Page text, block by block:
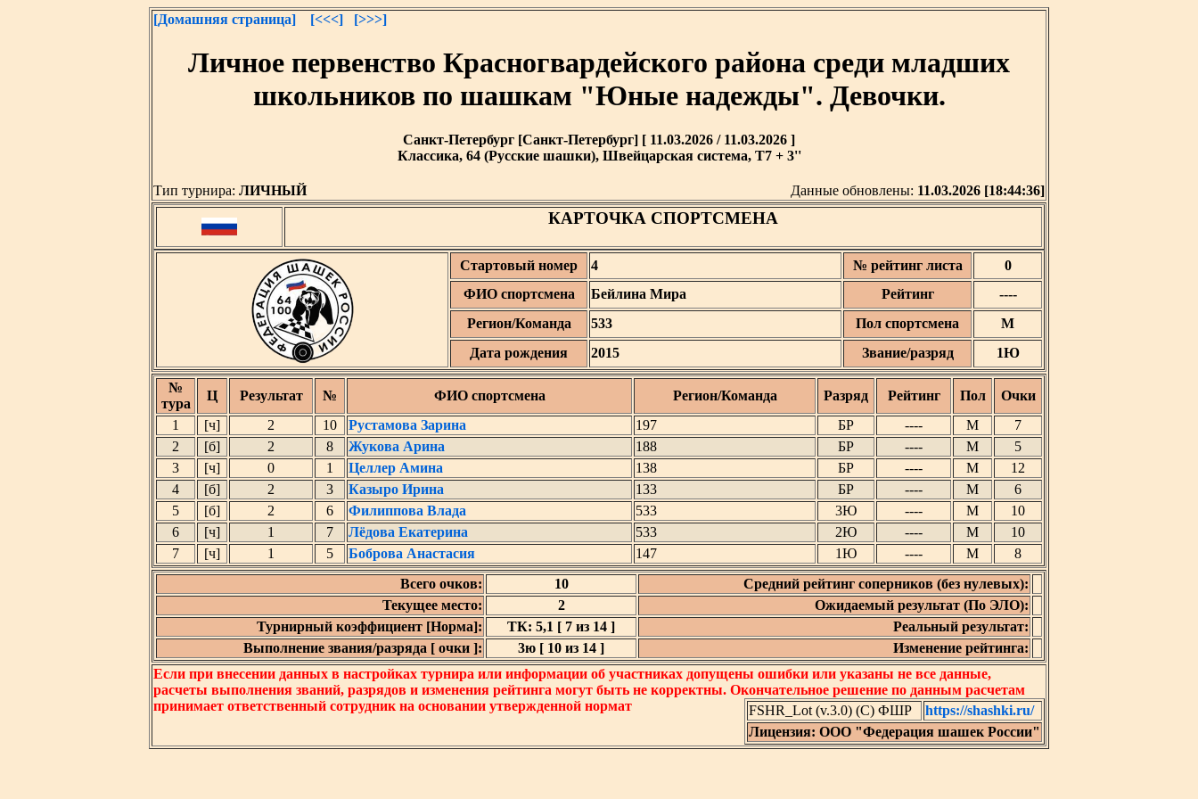
[Домашняя страница] [<<<] [>>>]
Личное первенство Красногвардейского района среди младших
школьников по шашкам "Юные надежды". Девочки.
Санкт-Петербург [Санкт-Петербург] [ 11.03.2026 / 11.03.2026 ]
Классика, 64 (Русские шашки), Швейцарская система, T7 + 3''
Тип турнира: ЛИЧНЫЙ Данные обновлены: 11.03.2026 [18:44:36]
КАРТОЧКА СПОРТСМЕНА
Стартовый номер 4 № рейтинг листа
0
ФИО спортсмена
Бейлина Мира Рейтинг
----
Регион/Команда
533 Пол спортсмена
М
Дата рождения
2015 Звание/разряд 1Ю
№
тура
Ц Результат № ФИО спортсмена Регион/Команда Разряд Рейтинг Пол
Очки
1
[ч] 2 10 Рустамова Зарина 197 БР ---- М
7
2
[б] 2 8 Жукова Арина 188 БР ---- М
5
3
[ч] 0 1 Целлер Амина 138 БР ---- М
12
4
[б] 2 3 Казыро Ирина 133 БР ---- М
6
5
[б] 2 6 Филиппова Влада 533 3Ю ---- М
10
6
[ч] 1 7 Лёдова Екатерина 533 2Ю ---- М
10
7
[ч] 1 5 Боброва Анастасия 147 1Ю ---- М
8
Всего очков:
10
Средний рейтинг соперников (без нулевых):
Текущее место:
2
Ожидаемый результат (По ЭЛО):
Турнирный коэффициент [Норма]:
ТК: 5,1 [ 7 из 14 ]
Реальный результат:
Выполнение звания/разряда [ очки ]:
3ю [ 10 из 14 ]
Изменение рейтинга:
Если при внесении данных в настройках турнира или информации об участниках допущены ошибки или указаны не все данные,
расчеты выполнения званий, разрядов и изменения рейтинга могут быть не корректны. Окончательное решение по данным расчетам
принимает ответственный сотрудник на основании утвержденной нормат
FSHR_Lot (v.3.0) (C) ФШР
https://shashki.ru/
Лицензия: ООО "Федерация шашек России"